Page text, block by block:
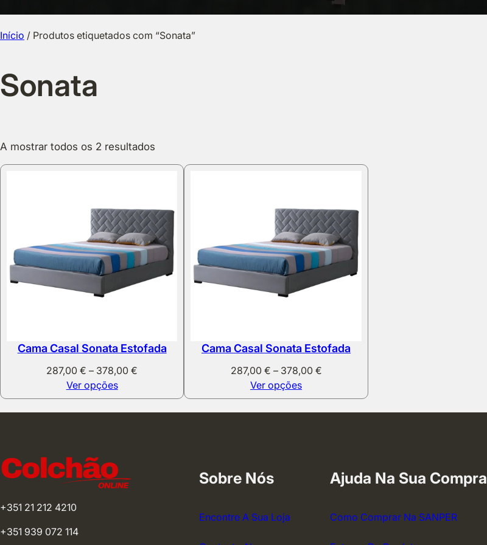
Início / Produtos etiquetados com “Sonata”
Sonata
A mostrar todos os 2 resultados
Cama Casal Sonata Estofada
287,00€ – 378,00€
287,00 €
through
Ver opções
Cama Casal Sonata Estofada
287,00 € – 378,00 €Price
287,00 €
through
Ver opções
+351 21 212 4210
+351 939 072 114
Sobre Nós
Encontre A Sua Loja
Ajuda Na Sua Compra
Como Comprar Na SANPER